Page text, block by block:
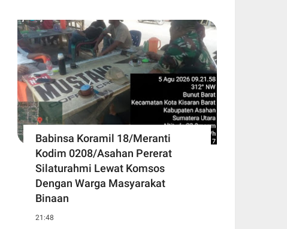
Babinsa Koramil 18/Meranti
Kodim 0208/Asahan Pererat
Silaturahmi Lewat Komsos
Dengan Warga Masyarakat
Binaan
21:48